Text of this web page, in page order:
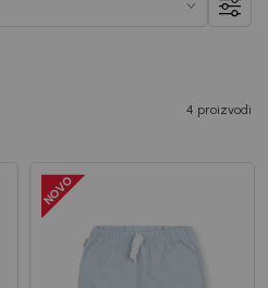
4 proizvodi
– brend kome roditelji
na newsletter.
la, razumeo/la i da se slažem